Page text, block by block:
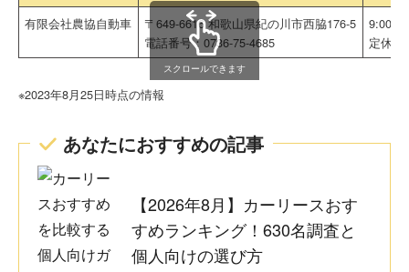
有限会社農協自動車
〒649-6616 和歌山県紀の川市西脇176-5
電話番号：0736-75-4685
9:00～
定休日
スクロールできます
※2023年8月25日時点の情報
あなたにおすすめの記事
【2026年8月】カーリースおす
すめランキング！630名調査と
個人向けの選び方